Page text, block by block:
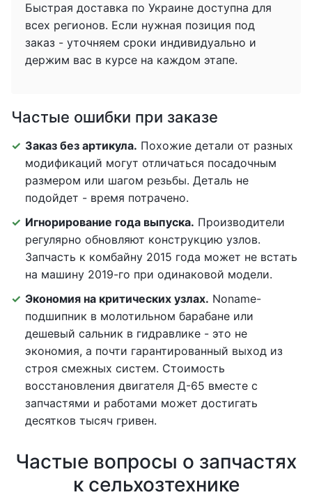
Быстрая доставка по Украине доступна для
всех регионов. Если нужная позиция под
заказ - уточняем сроки индивидуально и
держим вас в курсе на каждом этапе.
Частые ошибки при заказе
Заказ без артикула. Похожие детали от разных
модификаций могут отличаться посадочным
размером или шагом резьбы. Деталь не
подойдет - время потрачено.
Игнорирование года выпуска. Производители
регулярно обновляют конструкцию узлов.
Запчасть к комбайну 2015 года может не встать
на машину 2019-го при одинаковой модели.
Экономия на критических узлах. Noname-
подшипник в молотильном барабане или
дешевый сальник в гидравлике - это не
экономия, а почти гарантированный выход из
строя смежных систем. Стоимость
восстановления двигателя Д-65 вместе с
запчастями и работами может достигать
десятков тысяч гривен.
Частые вопросы о запчастях
к сельхозтехнике